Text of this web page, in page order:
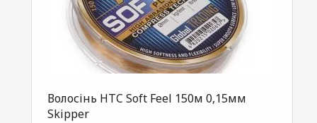
Волосінь HTC Soft Feel 150м 0,15мм
Skipper